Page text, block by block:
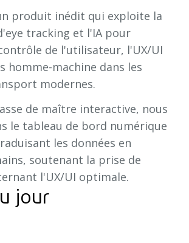
produit inédit qui exploite la
tracking et l'IA pour
de l'utilisateur, l'UX/UI
homme-machine dans les
modernes.
de maître interactive, nous
le tableau de bord numérique
les données en
soutenant la prise de
l'UX/UI optimale.
jour